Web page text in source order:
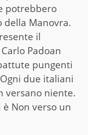
potrebbero
della Manovra.
il
Padoan
pungenti
due italiani
versano niente.
Non verso un